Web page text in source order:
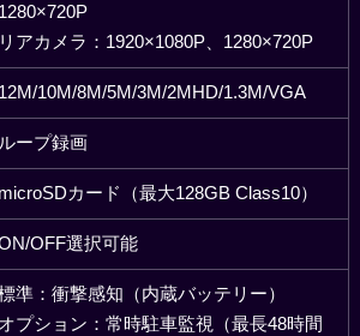
1280×720P
リアカメラ：1920×1080P、1280×720P
12M/10M/8M/5M/3M/2MHD/1.3M/VGA
ループ録画
microSDカード（最大128GB Class10）
OFF選択可能
準：衝撃感知（内蔵バッテリー）
オプション：常時駐車監視（最長48時間